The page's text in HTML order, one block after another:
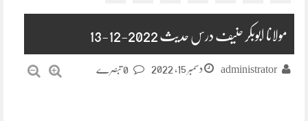
مولانا ابوبکر حنیف درس حدیث 2022-12-13
administrator دسمبر 15, 2022